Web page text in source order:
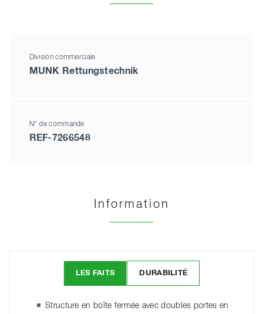
Division commerciale
MUNK Rettungstechnik
N° de commande
REF-7266548
Information
LES FAITS DURABILITÉ
Structure en boîte fermée avec doubles portes en